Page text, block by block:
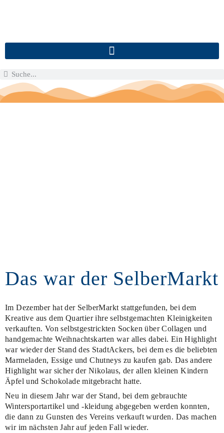
Das war der SelberMarkt
Im Dezember hat der SelberMarkt stattgefunden, bei dem
Kreative aus dem Quartier ihre selbstgemachten Kleinigkeiten
verkauften. Von selbstgestrickten Socken über Collagen und
handgemachte Weihnachtskarten war alles dabei. Ein Highlight
war wieder der Stand des StadtAckers, bei dem es die beliebten
Marmeladen, Essige und Chutneys zu kaufen gab. Das andere
Highlight war sicher der Nikolaus, der allen kleinen Kindern
Äpfel und Schokolade mitgebracht hatte.
Neu in diesem Jahr war der Stand, bei dem gebrauchte
Wintersportartikel und -kleidung abgegeben werden konnten,
die dann zu Gunsten des Vereins verkauft wurden. Das machen
wir im nächsten Jahr auf jeden Fall wieder.